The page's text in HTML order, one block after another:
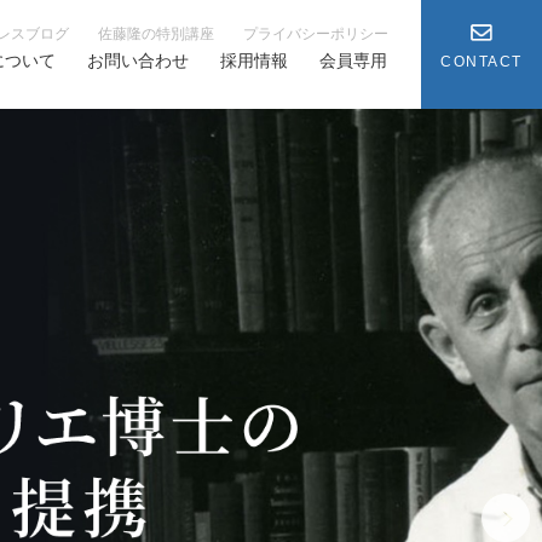
スブログ 佐藤隆の特別講座 プライバシーポリシー
ついて お問い合わせ 採用情報 会員専用 CONTACT